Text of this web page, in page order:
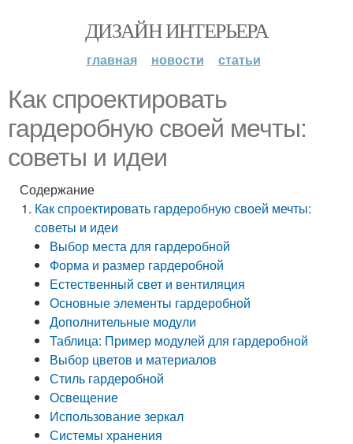
ДИЗАЙН ИНТЕРЬЕРА
главная новости статьи
Как спроектировать
гардеробную своей мечты:
советы и идеи
Содержание
Как спроектировать гардеробную своей мечты:
советы и идеи
Выбор места для гардеробной
Форма и размер гардеробной
Естественный свет и вентиляция
Основные элементы гардеробной
Дополнительные модули
Таблица: Пример модулей для гардеробной
Выбор цветов и материалов
Стиль гардеробной
Освещение
Использование зеркал
Системы хранения